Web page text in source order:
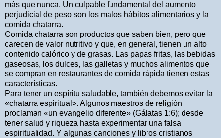
más que nunca. Un culpable fundamental del aumento
perjudicial de peso son los malos hábitos alimentarios y la
comida chatarra.
Comida chatarra son productos que saben bien, pero que
carecen de valor nutritivo y que, en general, tienen un alto
contenido calórico y de grasas. Las papas fritas, las bebidas
gaseosas, los dulces, las galletas y muchos alimentos que
se compran en restaurantes de comida rápida tienen estas
características.
Para tener un espíritu saludable, también debemos evitar la
«chatarra espiritual». Algunos maestros de religión
proclaman «un evangelio diferente» (Gálatas 1:6); desde
tener salud y riqueza hasta experimentar una falsa
espiritualidad. Y algunas canciones y libros cristianos